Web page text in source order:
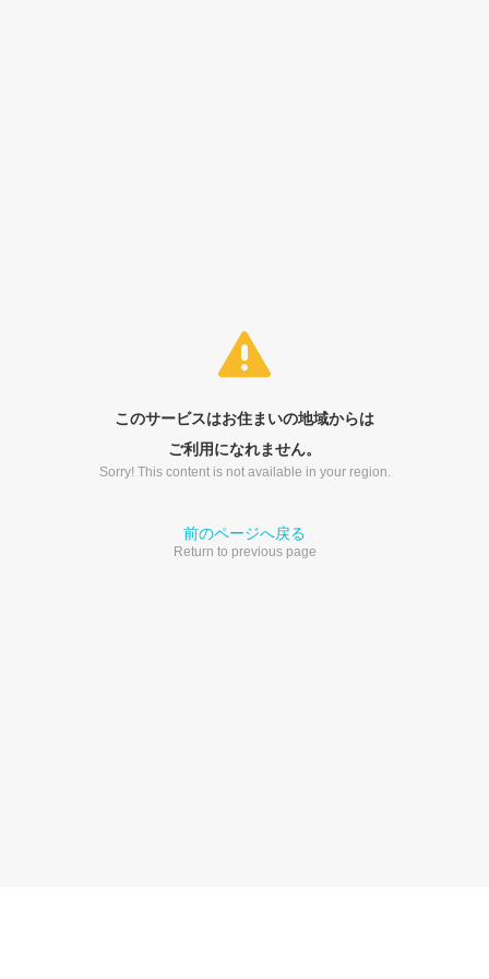
このサービスはお住まいの地域からは
ご利用になれません。
Sorry! This content is not available in your region.
前のページへ戻る
Return to previous page